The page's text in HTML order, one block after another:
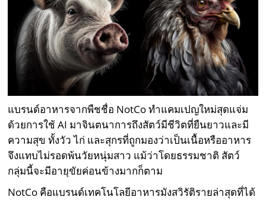
แบรนด์อาหารจากพืชชื่อ NotCo ทำแคมเปญใหม่สุดแจ่ม
ด้วยการใช้ AI มาจินตนาการถึงสัตว์มีชีวิตที่ยืนยาวและมี
ความสุข ทั้งวัว ไก่ และสุกรที่ถูกมองว่าเป็นเนื้อหรืออาหาร
จึงแทบไม่รอดพ้นวัยหนุ่มสาว แม้ว่าโดยธรรมชาติ สัตว์
กลุ่มนี้จะมีอายุขัยค่อนข้างมากก็ตาม
NotCo คือแบรนด์เทคโนโลยีอาหารมังสวิรัติรายล่าสุดที่ได้